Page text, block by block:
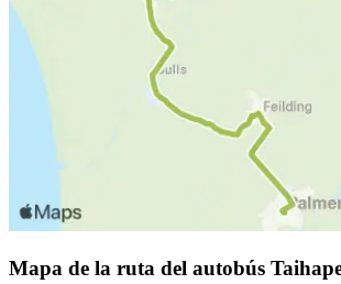
Mapa de la ruta del autobús